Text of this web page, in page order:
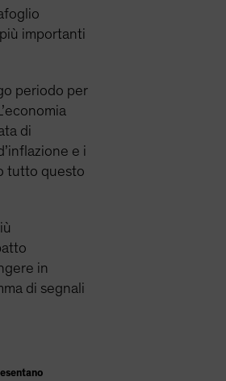
importanti
periodo per
di
e i
tutto questo
in
di segnali